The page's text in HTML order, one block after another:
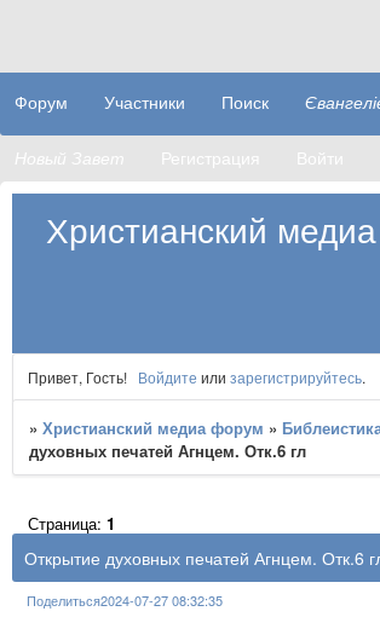
Христианский
Форум Участники Поиск
Новый Завет Регистрация Войти
Привет, Гость! Войдите или зарегистрируйтесь.
»Христианский медиа форум »
духовных печатей Агнцем. Отк.6 гл
Открытие духовных печатей Агнцем. Отк.6
Страница:1
Поделиться2024-07-27 08:32:35